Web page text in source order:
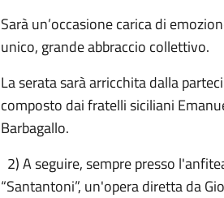
Sarà un’occasione carica di
unico, grande abbraccio collettivo.
La serata sarà arricchita dalla
composto dai fratelli siciliani
Barbagallo.
2) A seguire, sempre presso
“Santantoni”, un'opera diretta da